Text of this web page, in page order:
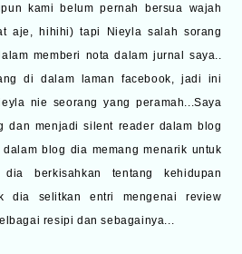
kami belum pernah bersua wajah
aje, hihihi) tapi Nieyla salah sorang
memberi nota dalam jurnal saya..
di dalam laman facebook, jadi ini
nie seorang yang peramah...Saya
dan menjadi silent reader dalam blog
blog dia memang menarik untuk
berkisahkan tentang kehidupan
dia selitkan entri mengenai review
resipi dan sebagainya...